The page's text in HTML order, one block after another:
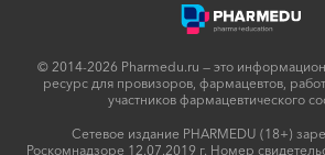
© 2014-2026 Pharmedu.ru — это
ресурс для провизоров, фармацевтов,
участников фармацевтического
Сетевое издание PHARMEDU (18+)
Роскомнадзоре 12.07.2019 г. Номер